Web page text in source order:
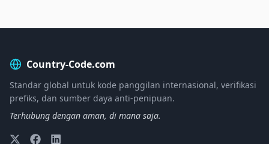
Country-Code.com
Standar global untuk kode panggilan internasional, verifikasi
prefiks, dan sumber daya anti-penipuan.
Terhubung dengan aman, di mana saja.